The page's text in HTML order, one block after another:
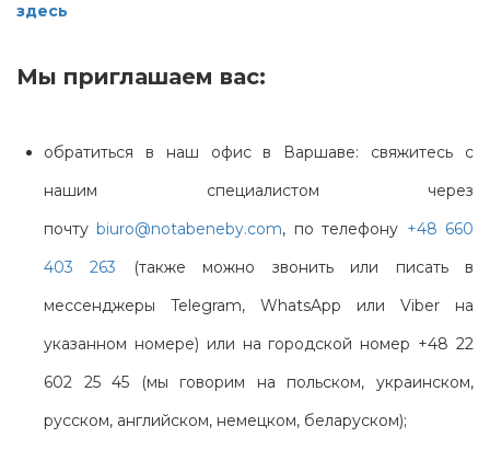
здесь
Мы приглашаем вас:
обратиться в наш офис в Варшаве: свяжитесь с
нашим специалистом через
почтуbiuro@notabeneby.com, по телефону +48 660
403 263
(также можно звонить или писать в
мессенджеры Telegram, WhatsApp или Viber на
указанном номере) или на городской номер +48 22
602 25 45 (мы говорим на польском, украинском,
русском, английском, немецком, беларуском);